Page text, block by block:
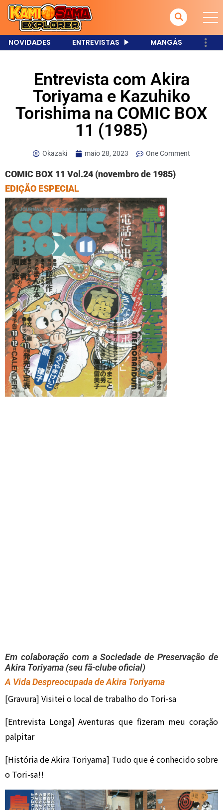
NOVIDADES ENTREVISTAS MANGÁS
Entrevista com Akira
Toriyama e Kazuhiko
Torishima na COMIC BOX
11 (1985)
Okazaki maio 28, 2023 One Comment
COMIC BOX 11 Vol.24 (novembro de 1985)
EDIÇÃO ESPECIAL
Em colaboração com a Sociedade de Preservação de
Akira Toriyama (seu fã-clube oficial)
A Vida Despreocupada de Akira Toriyama
[Gravura] Visitei o local de trabalho do Tori-sa
[Entrevista Longa] Aventuras que fizeram meu coração
palpitar
[História de Akira Toriyama] Tudo que é conhecido sobre
o Tori-sa!!